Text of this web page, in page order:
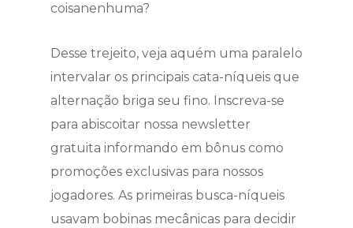
coisanenhuma?
Desse trejeito, veja aquém uma paralelo
intervalar os principais cata-níqueis que
alternação briga seu fino. Inscreva-se
para abiscoitar nossa newsletter
gratuita informando em bônus como
promoções exclusivas para nossos
jogadores. As primeiras busca-níqueis
usavam bobinas mecânicas para decidir